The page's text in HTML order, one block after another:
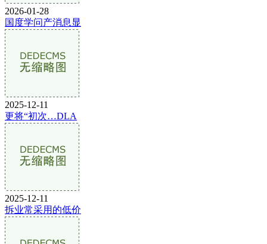
2026-01-28
国度学问产消息显
2025-12-11
更将“初次…DLA
2025-12-11
拆业常采用的低价